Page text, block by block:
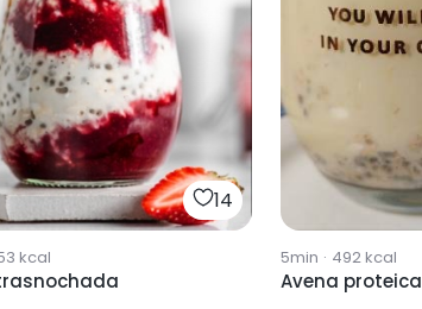
14
kcal 5min · 492kcal
Avena proteica